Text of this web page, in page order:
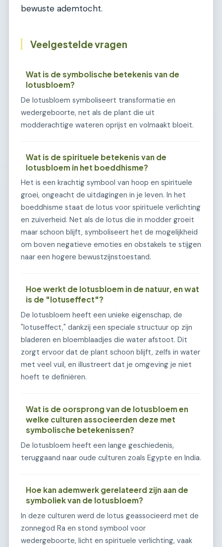
bewuste ademtocht.
Veelgestelde vragen
Wat is de symbolische betekenis van de
lotusbloem?
De lotusbloem symboliseert transformatie en
wedergeboorte, net als de plant die uit
modderachtige wateren oprijst en volmaakt bloeit.
Wat is de spirituele betekenis van de
lotusbloem in het boeddhisme?
Het is een krachtig symbool van hoop en spirituele
groei, ongeacht de uitdagingen in je leven. In het
boeddhisme staat de lotus voor spirituele verlichting
en zuiverheid. Net als de lotus die in modder groeit
maar schoon blijft, symboliseert het de mogelijkheid
om boven negatieve emoties en obstakels te stijgen
naar een hogere bewustzijnstoestand.
Hoe werkt de lotusbloem in de natuur, en wat
is de "lotuseffect"?
De lotusbloem heeft een unieke eigenschap, de
"lotuseffect," dankzij een speciale structuur op zijn
bladeren en bloemblaadjes die water afstoot. Dit
zorgt ervoor dat de plant schoon blijft, zelfs in water
met veel vuil, en illustreert dat je omgeving je niet
hoeft te definiëren.
Wat is de oorsprong van de lotusbloem en
welke culturen associeerden deze met
symbolische betekenissen?
De lotusbloem heeft een lange geschiedenis,
teruggaand naar oude culturen zoals Egypte en India.
Hoe kan ademwerk gerelateerd zijn aan de
symboliek van de lotusbloem?
In deze culturen werd de lotus geassocieerd met de
zonnegod Ra en stond symbool voor
wedergeboorte, licht en spirituele verlichting, vaak